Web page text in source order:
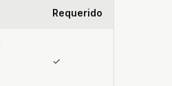
Requerido
✓